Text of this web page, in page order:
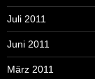
Juli 2011
Juni 2011
März 2011